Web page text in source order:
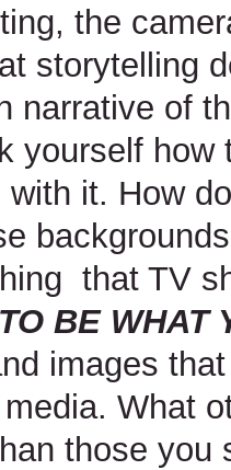
the
storytelling
narrative of
yourself how
with it. How
that TV
BE WHAT
images
What
those you